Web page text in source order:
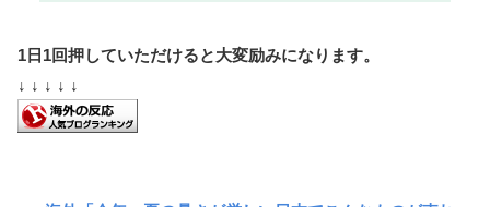
1日1回押していただけると大変励みになります。
↓ ↓ ↓ ↓ ↓